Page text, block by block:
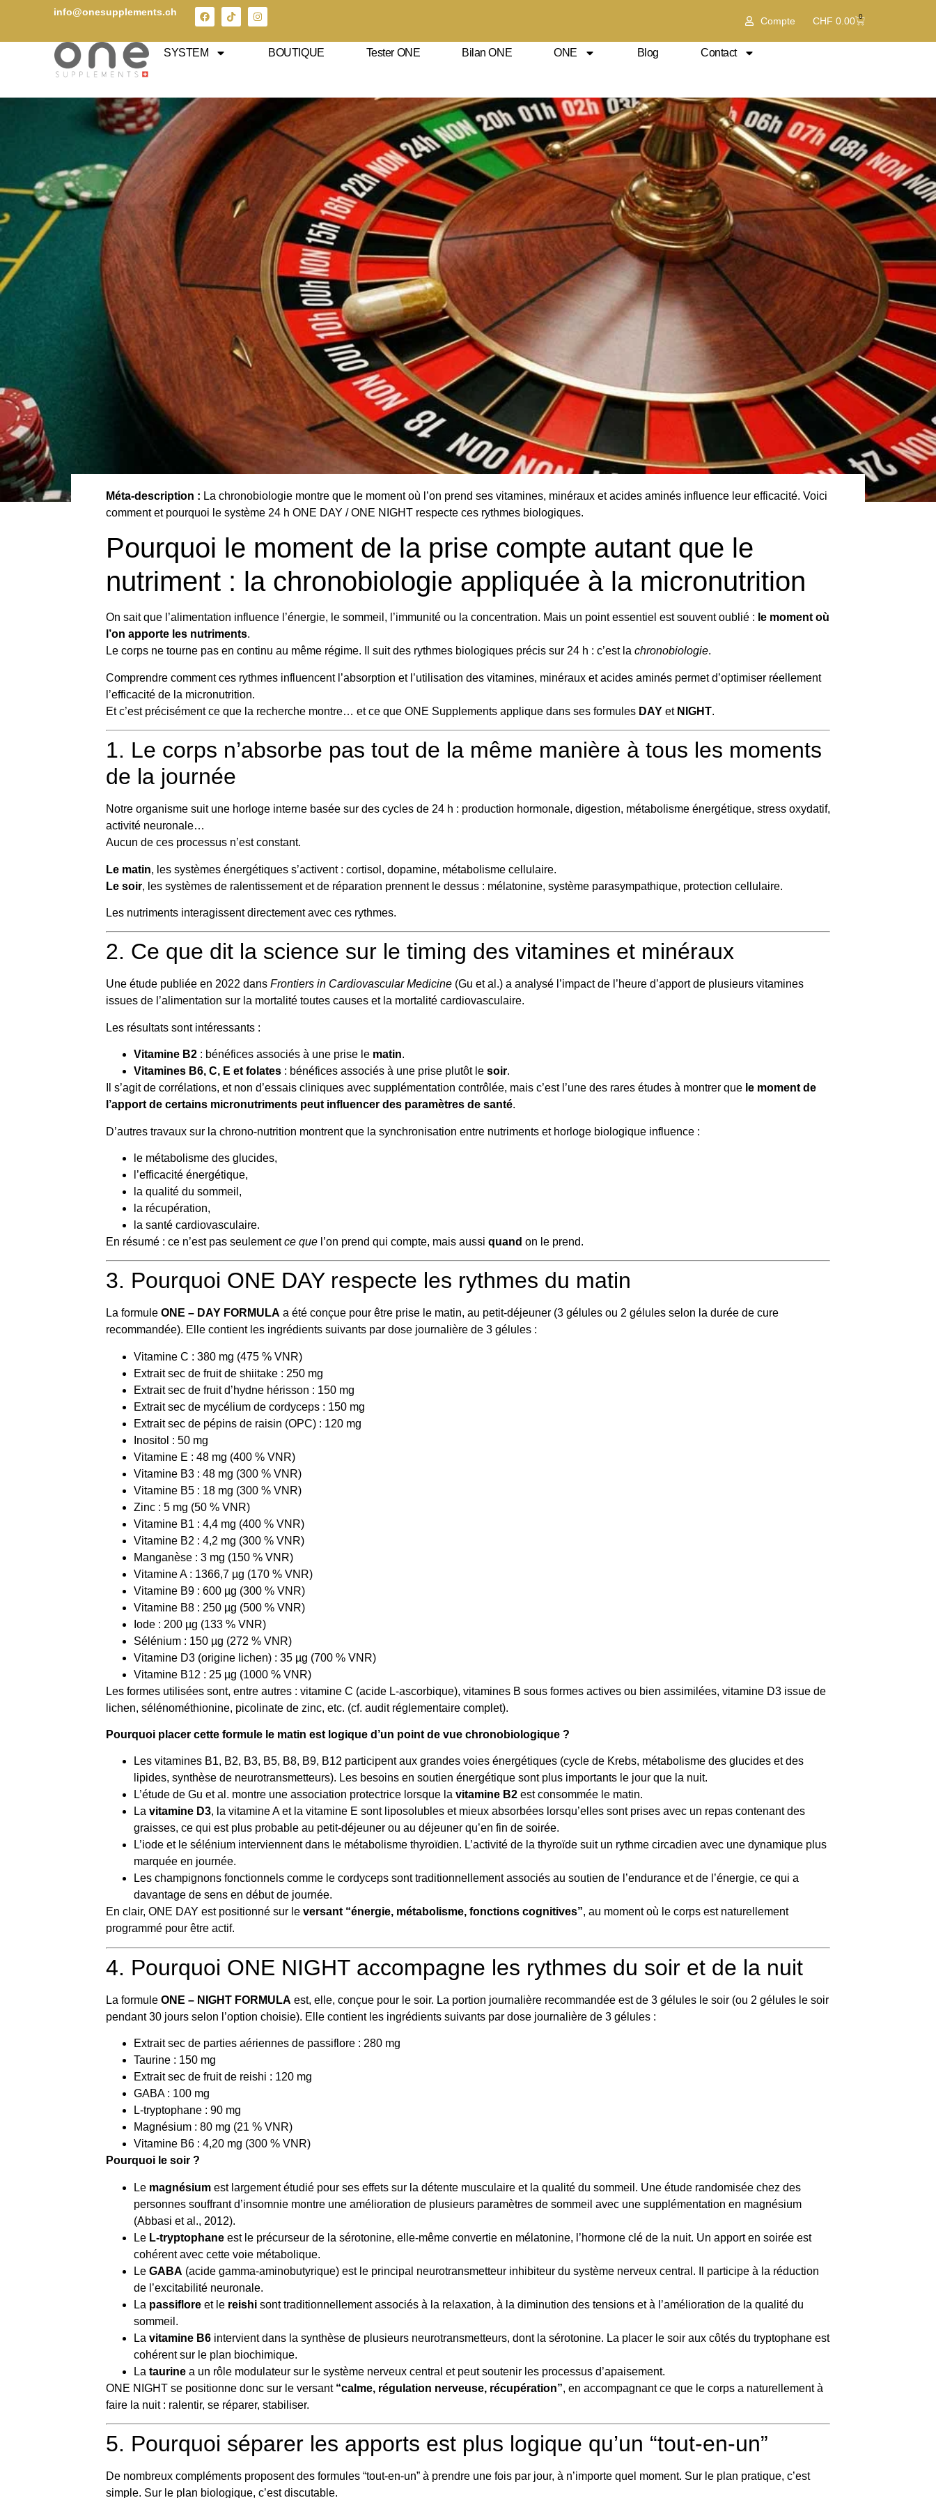
info@onesupplements.ch
Compte CHF 0.00 0
SYSTEM BOUTIQUE Tester ONE Bilan ONE ONE Blog Contact
Méta-description : La chronobiologie montre que le moment où l’on prend ses vitamines, minéraux et acides aminés influence leur efficacité. Voici
comment et pourquoi le système 24 h ONE DAY / ONE NIGHT respecte ces rythmes biologiques.
Pourquoi le moment de la prise compte autant que le
nutriment : la chronobiologie appliquée à la micronutrition
On sait que l’alimentation influence l’énergie, le sommeil, l’immunité ou la concentration. Mais un point essentiel est souvent oublié : le moment où
l’on apporte les nutriments.
Le corps ne tourne pas en continu au même régime. Il suit des rythmes biologiques précis sur 24 h : c’est la chronobiologie.
Comprendre comment ces rythmes influencent l’absorption et l’utilisation des vitamines, minéraux et acides aminés permet d’optimiser réellement
l’efficacité de la micronutrition.
Et c’est précisément ce que la recherche montre… et ce que ONE Supplements applique dans ses formules DAY et NIGHT.
1. Le corps n’absorbe pas tout de la même manière à tous les moments
de la journée
Notre organisme suit une horloge interne basée sur des cycles de 24 h : production hormonale, digestion, métabolisme énergétique, stress oxydatif,
activité neuronale…
Aucun de ces processus n’est constant.
Le matin, les systèmes énergétiques s’activent : cortisol, dopamine, métabolisme cellulaire.
Le soir, les systèmes de ralentissement et de réparation prennent le dessus : mélatonine, système parasympathique, protection cellulaire.
Les nutriments interagissent directement avec ces rythmes.
2. Ce que dit la science sur le timing des vitamines et minéraux
Une étude publiée en 2022 dans Frontiers in Cardiovascular Medicine (Gu et al.) a analysé l’impact de l’heure d’apport de plusieurs vitamines
issues de l’alimentation sur la mortalité toutes causes et la mortalité cardiovasculaire.
Les résultats sont intéressants :
Vitamine B2 : bénéfices associés à une prise le matin.
Vitamines B6, C, E et folates : bénéfices associés à une prise plutôt le soir.
Il s’agit de corrélations, et non d’essais cliniques avec supplémentation contrôlée, mais c’est l’une des rares études à montrer que le moment de
l’apport de certains micronutriments peut influencer des paramètres de santé.
D’autres travaux sur la chrono-nutrition montrent que la synchronisation entre nutriments et horloge biologique influence :
le métabolisme des glucides,
l’efficacité énergétique,
la qualité du sommeil,
la récupération,
la santé cardiovasculaire.
En résumé : ce n’est pas seulementce que l’on prend qui compte, mais aussi quand on le prend.
3. Pourquoi ONE DAY respecte les rythmes du matin
La formule ONE – DAY FORMULA a été conçue pour être prise le matin, au petit-déjeuner (3 gélules ou 2 gélules selon la durée de cure
recommandée). Elle contient les ingrédients suivants par dose journalière de 3 gélules :
Vitamine C : 380 mg (475 % VNR)
Extrait sec de fruit de shiitake : 250 mg
Extrait sec de fruit d’hydne hérisson : 150 mg
Extrait sec de mycélium de cordyceps : 150 mg
Extrait sec de pépins de raisin (OPC) : 120 mg
Inositol : 50 mg
Vitamine E : 48 mg (400 % VNR)
Vitamine B3 : 48 mg (300 % VNR)
Vitamine B5 : 18 mg (300 % VNR)
Zinc : 5 mg (50 % VNR)
Vitamine B1 : 4,4 mg (400 % VNR)
Vitamine B2 : 4,2 mg (300 % VNR)
Manganèse : 3 mg (150 % VNR)
Vitamine A : 1366,7 µg (170 % VNR)
Vitamine B9 : 600 µg (300 % VNR)
Vitamine B8 : 250 µg (500 % VNR)
Iode : 200 µg (133 % VNR)
Sélénium : 150 µg (272 % VNR)
Vitamine D3 (origine lichen) : 35 µg (700 % VNR)
Vitamine B12 : 25 µg (1000 % VNR)
Les formes utilisées sont, entre autres : vitamine C (acide L-ascorbique), vitamines B sous formes actives ou bien assimilées, vitamine D3 issue de
lichen, sélénométhionine, picolinate de zinc, etc. (cf. audit réglementaire complet).
Pourquoi placer cette formule le matin est logique d’un point de vue chronobiologique ?
Les vitamines B1, B2, B3, B5, B8, B9, B12 participent aux grandes voies énergétiques (cycle de Krebs, métabolisme des glucides et des
lipides, synthèse de neurotransmetteurs). Les besoins en soutien énergétique sont plus importants le jour que la nuit.
L’étude de Gu et al. montre une association protectrice lorsque la vitamine B2 est consommée le matin.
La vitamine D3, la vitamine A et la vitamine E sont liposolubles et mieux absorbées lorsqu’elles sont prises avec un repas contenant des
graisses, ce qui est plus probable au petit-déjeuner ou au déjeuner qu’en fin de soirée.
L’iode et le sélénium interviennent dans le métabolisme thyroïdien. L’activité de la thyroïde suit un rythme circadien avec une dynamique plus
marquée en journée.
Les champignons fonctionnels comme le cordyceps sont traditionnellement associés au soutien de l’endurance et de l’énergie, ce qui a
davantage de sens en début de journée.
En clair, ONE DAY est positionné sur le versant “énergie, métabolisme, fonctions cognitives”, au moment où le corps est naturellement
programmé pour être actif.
4. Pourquoi ONE NIGHT accompagne les rythmes du soir et de la nuit
La formule ONE – NIGHT FORMULA est, elle, conçue pour le soir. La portion journalière recommandée est de 3 gélules le soir (ou 2 gélules le soir
pendant 30 jours selon l’option choisie). Elle contient les ingrédients suivants par dose journalière de 3 gélules :
Extrait sec de parties aériennes de passiflore : 280 mg
Taurine : 150 mg
Extrait sec de fruit de reishi : 120 mg
GABA : 100 mg
L-tryptophane : 90 mg
Magnésium : 80 mg (21 % VNR)
Vitamine B6 : 4,20 mg (300 % VNR)
Pourquoi le soir ?
Le magnésium est largement étudié pour ses effets sur la détente musculaire et la qualité du sommeil. Une étude randomisée chez des
personnes souffrant d’insomnie montre une amélioration de plusieurs paramètres de sommeil avec une supplémentation en magnésium
(Abbasi et al., 2012).
Le L-tryptophane est le précurseur de la sérotonine, elle-même convertie en mélatonine, l’hormone clé de la nuit. Un apport en soirée est
cohérent avec cette voie métabolique.
Le GABA (acide gamma-aminobutyrique) est le principal neurotransmetteur inhibiteur du système nerveux central. Il participe à la réduction
de l’excitabilité neuronale.
La passiflore et le reishi sont traditionnellement associés à la relaxation, à la diminution des tensions et à l’amélioration de la qualité du
sommeil.
La vitamine B6 intervient dans la synthèse de plusieurs neurotransmetteurs, dont la sérotonine. La placer le soir aux côtés du tryptophane est
cohérent sur le plan biochimique.
La taurine a un rôle modulateur sur le système nerveux central et peut soutenir les processus d’apaisement.
ONE NIGHT se positionne donc sur le versant “calme, régulation nerveuse, récupération”, en accompagnant ce que le corps a naturellement à
faire la nuit : ralentir, se réparer, stabiliser.
5. Pourquoi séparer les apports est plus logique qu’un “tout-en-un”
De nombreux compléments proposent des formules “tout-en-un” à prendre une fois par jour, à n’importe quel moment. Sur le plan pratique, c’est
simple. Sur le plan biologique, c’est discutable.